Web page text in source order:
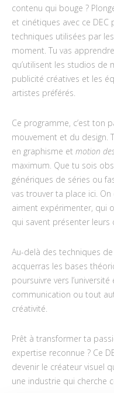
contenu qui bouge ?
et cinétiques avec ce
techniques utilisées par
moment. Tu vas
qu’utilisent les studios de
publicité créatives et les
artistes préférés.
Ce programme, c’est ton
mouvement et du design.
en graphisme et motion
maximum. Que tu sois
génériques de séries ou
vas trouver ta place ici.
aiment expérimenter, qui
qui savent présenter leurs
Au-delà des techniques
acquerras les bases
poursuivre vers
communication ou tout
créativité.
Prêt à transformer ta
expertise reconnue ? Ce
devenir le créateur visuel
une industrie qui cherche